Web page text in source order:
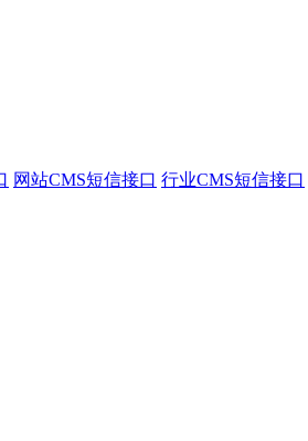
网站CMS短信接口 行业CMS短信接口